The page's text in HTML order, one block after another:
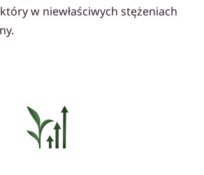
w niewłaściwych stężeniach